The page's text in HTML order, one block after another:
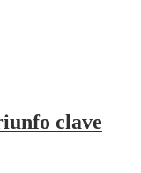
clave